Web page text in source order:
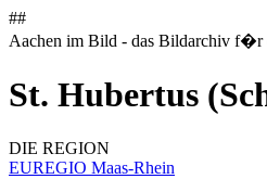
##
Aachen im Bild - das Bildarchiv f�r
St. Hubertus
DIE REGION
EUREGIO Maas-Rhein